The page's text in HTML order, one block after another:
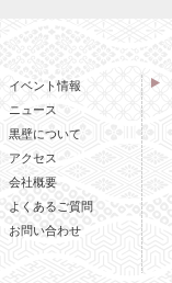
イベント情報
ニュース
黒壁について
アクセス
会社概要
よくあるご質問
お問い合わせ